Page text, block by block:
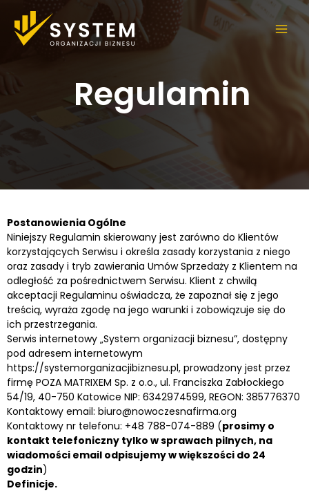
content
Main
Regulamin
Postanowienia Ogólne
Niniejszy Regulamin skierowany jest zarówno do Klientów
korzystających Serwisu i określa zasady korzystania z niego
oraz zasady i tryb zawierania Umów Sprzedaży z Klientem na
odległość za pośrednictwem Serwisu. Klient z chwilą
akceptacji Regulaminu oświadcza, że zapoznał się z jego
treścią, wyraża zgodę na jego warunki i zobowiązuje się do
ich przestrzegania.
Serwis internetowy „System organizacji biznesu”, dostępny
pod adresem internetowym
https://systemorganizacjibiznesu.pl, prowadzony jest przez
firmę POZA MATRIXEM Sp. z o.o., ul. Franciszka Zabłockiego
54/19, 40-750 Katowice NIP: 6342974599, REGON: 385776370
Kontaktowy email: biuro@nowoczesnafirma.org
Kontaktowy nr telefonu: +48 788-074-889 (prosimy o
kontakt telefoniczny tylko w sprawach pilnych, na
wiadomości email odpisujemy w większości do 24
godzin)
Definicje.